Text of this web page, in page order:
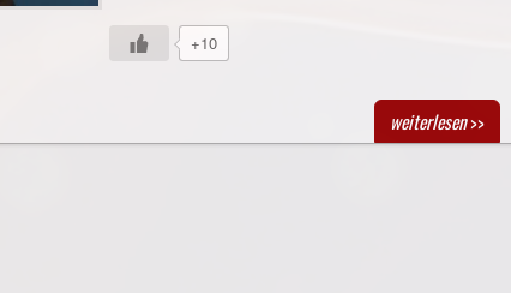
+10
weiterlesen>>